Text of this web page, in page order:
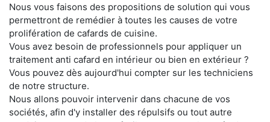
Nous vous faisons des propositions de solution qui vous
permettront de remédier à toutes les causes de votre
prolifération de cafards de cuisine.
Vous avez besoin de professionnels pour appliquer un
traitement anti cafard en intérieur ou bien en extérieur ?
Vous pouvez dès aujourd'hui compter sur les techniciens
de notre structure.
Nous allons pouvoir intervenir dans chacune de vos
sociétés, afin d'y installer des répulsifs ou tout autre